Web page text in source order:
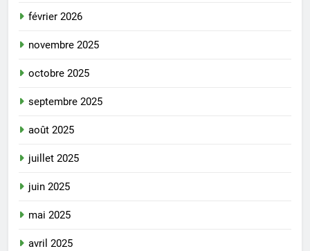
février 2026
novembre 2025
octobre 2025
septembre 2025
août 2025
juillet 2025
juin 2025
mai 2025
avril 2025